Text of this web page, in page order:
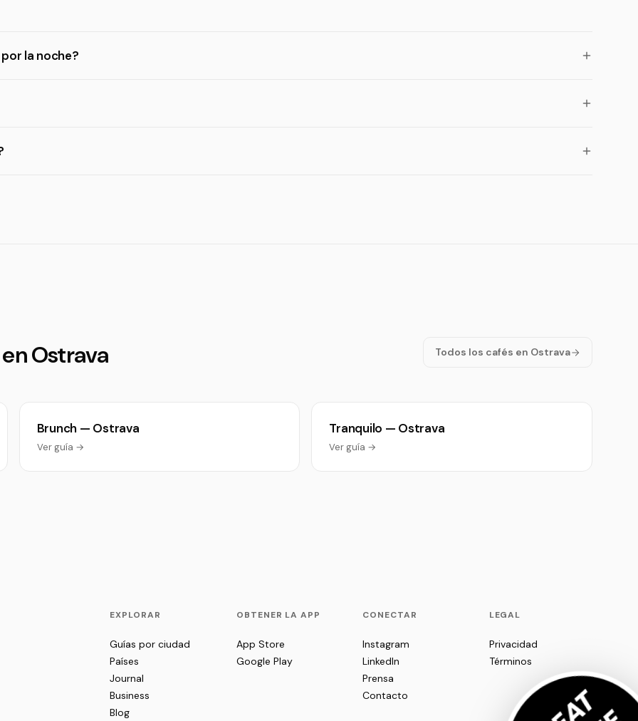
la noche?
Ostrava Todos los cafés en Ostrava
Brunch — Ostrava
Ver guía →
Tranquilo — Ostrava
Ver guía →
EXPLORAR
Guías por ciudad
Países
Journal
Business
Blog
OBTENER LA APP
App Store
Google Play
CONECTAR
Instagram
LinkedIn
Prensa
Contacto
LEGAL
Privacidad
Términos